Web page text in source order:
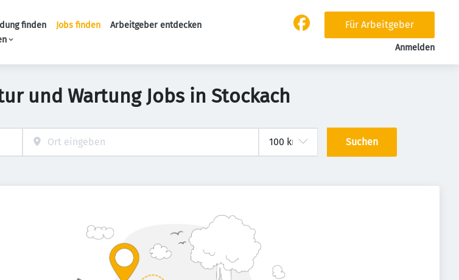
finden Jobs finden
Arbeitgeber entdecken
Für Arbeitgeber
Anmelden
und Wartung Jobs in Stockach
Suchen